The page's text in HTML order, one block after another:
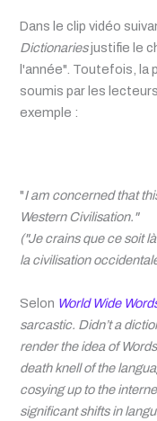
Dans le clip vidéo
Dictionariesjustifie le
l'année". Toutefois, la
soumis par les
exemple :
"I am concerned that
Western Civilisation."
("Je crains que ce soit
la civilisation
Selon World Wide
sarcastic. Didn’t a
render the idea of
death knell of the
cosying up to the
significant shifts in